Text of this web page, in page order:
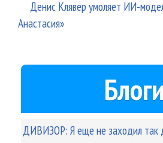
Денис Клявер умоляет ИИ-
Анастасия»
Блоги
ДИВИЗОР: Я еще не заходил так